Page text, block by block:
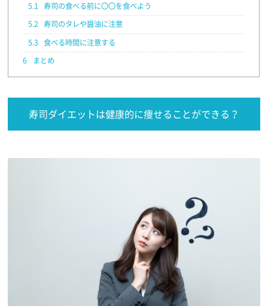
5.1 寿司の食べる前に〇〇を食べよう
5.2 寿司のタレや醤油に注意
5.3 食べる時間に注意する
6
まとめ
寿司ダイエットは健康的に痩せることができる？